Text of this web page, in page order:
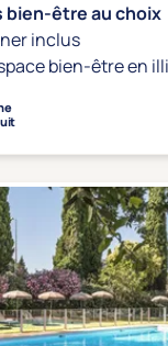
bien-être au choix
inclus
bien-être en